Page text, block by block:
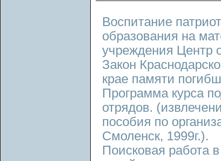
Воспитание
образования на
учреждения Центр
Закон
крае памяти
Программа курса
отрядов.
пособия по
Смоленск, 1999г.).
Поисковая работа